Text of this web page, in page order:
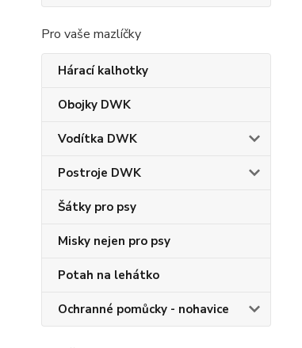
Pro vaše mazlíčky
Hárací kalhotky
Obojky DWK
Vodítka DWK
Postroje DWK
Šátky pro psy
Misky nejen pro psy
Potah na lehátko
Ochranné pomůcky - nohavice